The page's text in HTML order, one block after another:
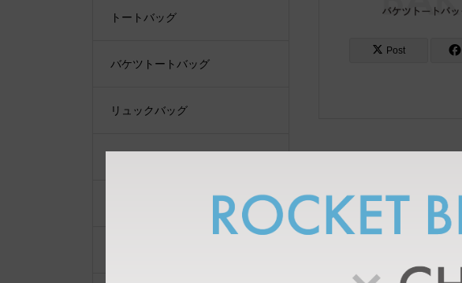
Post
トートバッグ
バケツトートバッグ
リュックバッグ